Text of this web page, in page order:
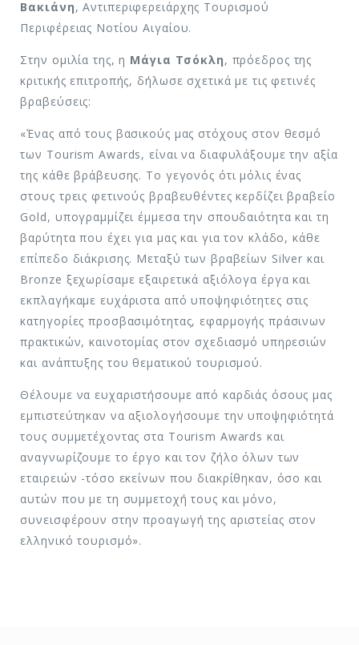
Βακιάνη, Αντιπεριφερειάρχης Τουρισμού
Περιφέρειας Νοτίου Αιγαίου.
Στην ομιλία της, η Μάγια Τσόκλη, πρόεδρος της
κριτικής επιτροπής, δήλωσε σχετικά με τις φετινές
βραβεύσεις:
«Ένας από τους βασικούς μας στόχους στον θεσμό
των Tourism Awards, είναι να διαφυλάξουμε την αξία
της κάθε βράβευσης. Το γεγονός ότι μόλις ένας
στους τρεις φετινούς βραβευθέντες κερδίζει βραβείο
Gold, υπογραμμίζει έμμεσα την σπουδαιότητα και τη
βαρύτητα που έχει για μας και για τον κλάδο, κάθε
επίπεδο διάκρισης. Μεταξύ των βραβείων Silver και
Bronze ξεχωρίσαμε εξαιρετικά αξιόλογα έργα και
εκπλαγήκαμε ευχάριστα από υποψηφιότητες στις
κατηγορίες προσβασιμότητας, εφαρμογής πράσινων
πρακτικών, καινοτομίας στον σχεδιασμό υπηρεσιών
και ανάπτυξης του θεματικού τουρισμού.
Θέλουμε να ευχαριστήσουμε από καρδιάς όσους μας
εμπιστεύτηκαν να αξιολογήσουμε την υποψηφιότητά
τους συμμετέχοντας στα Tourism Awards και
αναγνωρίζουμε το έργο και τον ζήλο όλων των
εταιρειών -τόσο εκείνων που διακρίθηκαν, όσο και
αυτών που με τη συμμετοχή τους και μόνο,
συνεισφέρουν στην προαγωγή της αριστείας στον
ελληνικό τουρισμό».